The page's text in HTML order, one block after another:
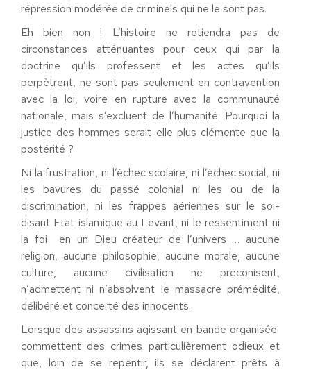
répression modérée de criminels qui ne le sont pas.
Eh bien non ! L’histoire ne retiendra pas de
circonstances atténuantes pour ceux qui par la
doctrine qu’ils professent et les actes qu’ils
perpètrent, ne sont pas seulement en contravention
avec la loi, voire en rupture avec la communauté
nationale, mais s’excluent de l’humanité. Pourquoi la
justice des hommes serait-elle plus clémente que la
postérité ?
Ni la frustration, ni l’échec scolaire, ni l’échec social, ni
les bavures du passé colonial ni les ou de la
discrimination, ni les frappes aériennes sur le soi-
disant Etat islamique au Levant, ni le ressentiment ni
la foi en un Dieu créateur de l’univers … aucune
religion, aucune philosophie, aucune morale, aucune
culture, aucune civilisation ne préconisent,
n’admettent ni n’absolvent le massacre prémédité,
délibéré et concerté des innocents.
Lorsque des assassins agissant en bande organisée
commettent des crimes particulièrement odieux et
que, loin de se repentir, ils se déclarent prêts à